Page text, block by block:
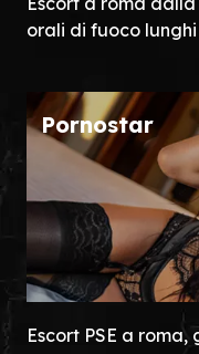
orali di fuoco
Pornostar
Escort PSE a